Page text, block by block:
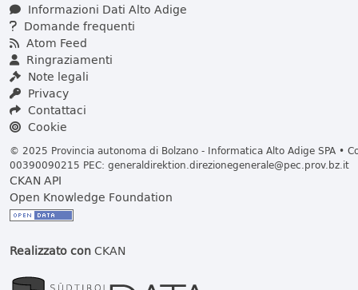
Informazioni Dati Alto Adige
Domande frequenti
Atom Feed
Ringraziamenti
Note legali
Privacy
Contattaci
Cookie
© 2025 Provincia autonoma di Bolzano - Informatica Alto Adige SPA •
00390090215 PEC: generaldirektion.direzionegenerale@pec.prov.bz.it
CKAN API
Open Knowledge Foundation
Realizzato conCKAN